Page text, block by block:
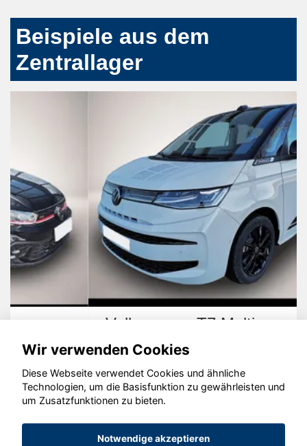
Beispiele aus dem
Zentrallager
Volkswagen T7 Multivan
© konjunkturmotor.de GmbH 2020 - 2026
Wir verwenden Cookies
Diese Webseite verwendet Cookies und ähnliche
Technologien, um die Basisfunktion zu gewährleisten und
um Zusatzfunktionen zu bieten.
Notwendige akzeptieren